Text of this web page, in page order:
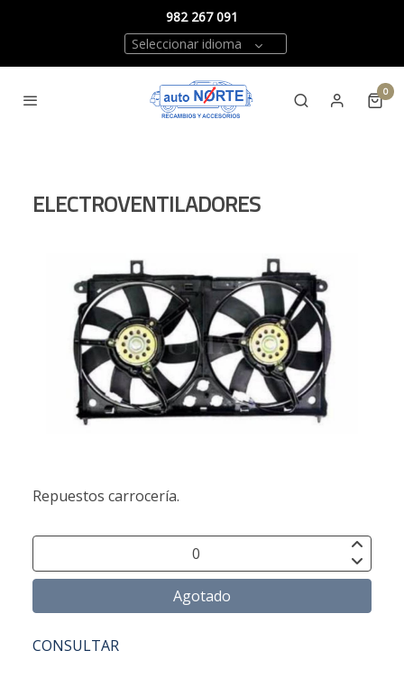
982 267 091
Seleccionar idioma
0
ELECTROVENTILADORES
Repuestos carrocería.
Agotado
CONSULTAR